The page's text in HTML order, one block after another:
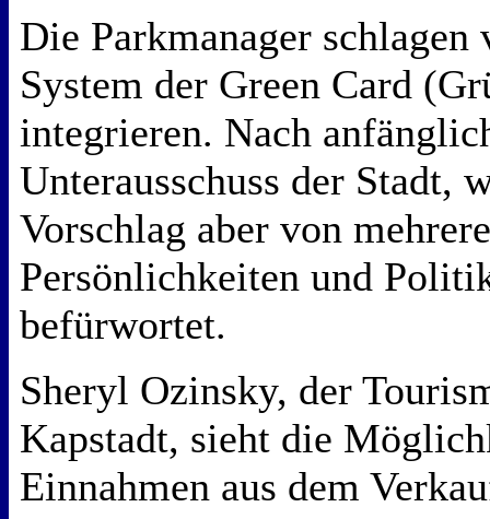
Die Parkmanager schlagen
System der Green Card
integrieren. Nach
Unterausschuss der Stadt,
Vorschlag aber von
Persönlichkeiten und
befürwortet.
Sheryl Ozinsky, der
Kapstadt, sieht die
Einnahmen aus dem